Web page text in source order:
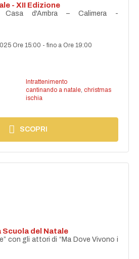
- XII Edizione
Casa d'Ambra – Calimera -
Ore 15:00 -fino a Ore 19:00
Intrattenimento
cantinando a natale, christmas
ischia
SCOPRI
Scuola del Natale
con gli attori di “Ma Dove Vivono i